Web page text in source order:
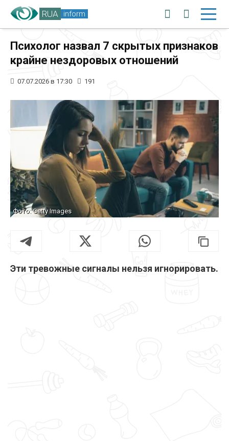
RUA inform
Психолог назвал 7 скрытых признаков
крайне нездоровых отношений
07.07.2026 в 17:30 191
Фото: Getty Images
Эти тревожные сигналы нельзя игнорировать.